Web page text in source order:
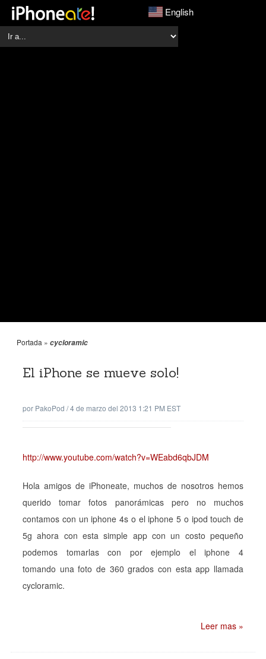
English
Portada » cycloramic
El iPhone se mueve solo!
por PakoPod /4 de marzo del 2013 1:21 PM EST
http://www.youtube.com/watch?v=WEabd6qbJDM
Hola amigos de iPhoneate, muchos de nosotros hemos
querido tomar fotos panorámicas pero no muchos
contamos con un iphone 4s o el iphone 5 o ipod touch de
5g ahora con esta simple app con un costo pequeño
podemos tomarlas con por ejemplo el iphone 4
tomando una foto de 360 grados con esta app llamada
cycloramic.
Leer mas »